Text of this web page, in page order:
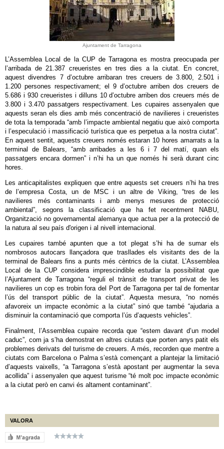
Ajuntament de Tarragona
L’Assemblea Local de la CUP de Tarragona es mostra preocupada per
l’arribada de 21.387 creueristes en tres dies a la ciutat. En concret,
aquest divendres 7 d’octubre arribaran tres creuers de 3.800, 2.501 i
1.200 persones respectivament; el 9 d’octubre arriben dos creuers de
5.686 i 930 creueristes i dilluns 10 d’octubre arriben dos creuers més de
3.800 i 3.470 passatgers respectivament. Les cupaires assenyalen que
aquests seran els dies amb més concentració de navilieres i creueristes
de tota la temporada “amb l’impacte ambiental negatiu que això comporta
i l’especulació i massificació turística que es perpetua a la nostra ciutat”.
En aquest sentit, aquests creuers només estaran 10 hores amarrats a la
terminal de Balears, “amb arribades a les 6 i 7 del matí, quan els
passatgers encara dormen” i n’hi ha un que només hi serà durant cinc
hores.
Les anticapitalistes expliquen que entre aquests set creuers n’hi ha tres
de l’empresa Costa, un de MSC i un altre de Viking, “tres de les
navilieres més contaminants i amb menys mesures de protecció
ambiental”, segons la classificació que ha fet recentment NABU,
Organització no governamental alemanya que actua per a la protecció de
la natura al seu país d'origen i al nivell internacional.
Les cupaires també apunten que a tot plegat s’hi ha de sumar els
nombrosos autocars llançadora que trasllades els visitants des de la
terminal de Balears fins a punts més cèntrics de la ciutat. L’Assemblea
Local de la CUP considera imprescindible estudiar la possibilitat que
l’Ajuntament de Tarragona “reguli el trànsit de transport privat de les
navilieres un cop es trobin fora del Port de Tarragona per tal de fomentar
l’ús del transport públic de la ciutat”. Aquesta mesura, “no només
afavoreix un impacte econòmic a la ciutat” sinó que també “ajudaria a
disminuir la contaminació que comporta l’ús d’aquests vehicles”.
Finalment, l’Assemblea cupaire recorda que “estem davant d’un model
caduc”, com ja s’ha demostrat en altres ciutats que porten anys patit els
problemes derivats del turisme de creuers. A més, recorden que mentre a
ciutats com Barcelona o Palma s’està començant a plantejar la limitació
d’aquests vaixells, “a Tarragona s’està apostant per augmentar la seva
acollida” i assenyalen que aquest turisme “té molt poc impacte econòmic
a la ciutat però en canvi és altament contaminant”.
VALORA